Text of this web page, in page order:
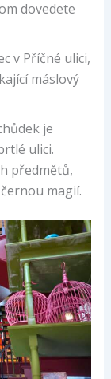
dovedete
v Příčné ulici,
máslový
je
ulici.
předmětů,
magií.